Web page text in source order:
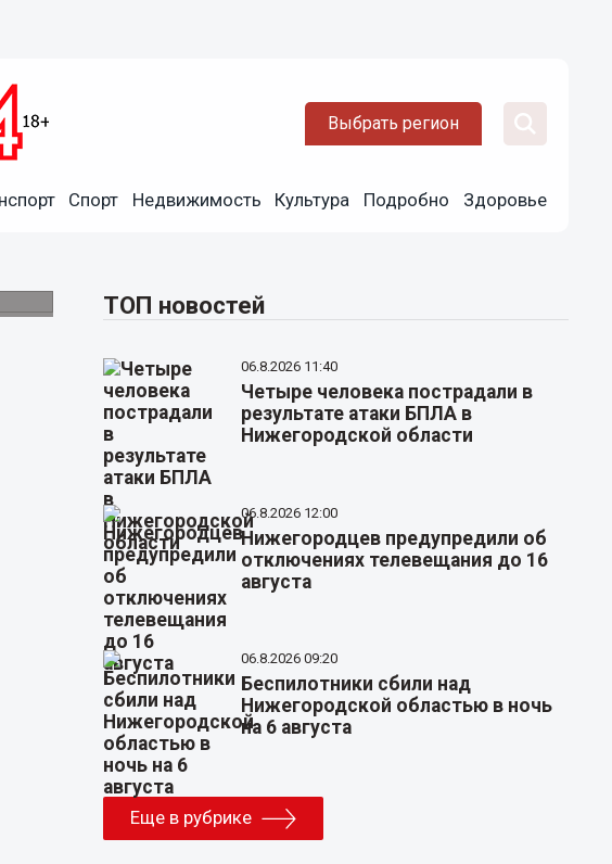
Выбрать регион
Спорт Недвижимость Культура Подробно Здоровье
ТОП новостей
06.8.2026 11:40
Четыре человека пострадали в
результате атаки БПЛА в
Нижегородской области
06.8.2026 12:00
Нижегородцев предупредили об
отключениях телевещания до 16
августа
06.8.2026 09:20
Беспилотники сбили над
Нижегородской областью в ночь
на 6 августа
Еще в рубрике